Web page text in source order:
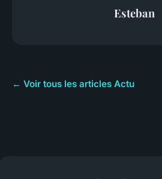
Esteban
← Voir tous les articles Actu